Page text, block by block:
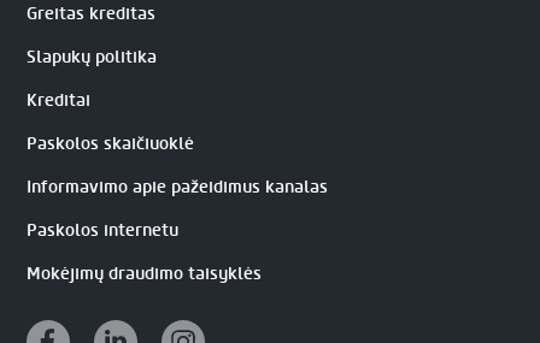
Greitas kreditas
Slapukų politika
Kreditai
Paskolos skaičiuoklė
Informavimo apie pažeidimus kanalas
Paskolos internetu
Mokėjimų draudimo taisyklės